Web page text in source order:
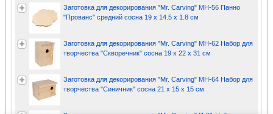
Заготовка для декорирования "Mr. Carving" МН-56 Панно
"Прованс" средний сосна 19 х 14.5 х 1.8 см
Заготовка для декорирования "Mr. Carving" МН-62 Набор для
творчества "Скворечник" сосна 19 х 22 х 31 см
Заготовка для декорирования "Mr. Carving" МН-64 Набор для
творчества "Синичник" сосна 21 х 15 х 15 см